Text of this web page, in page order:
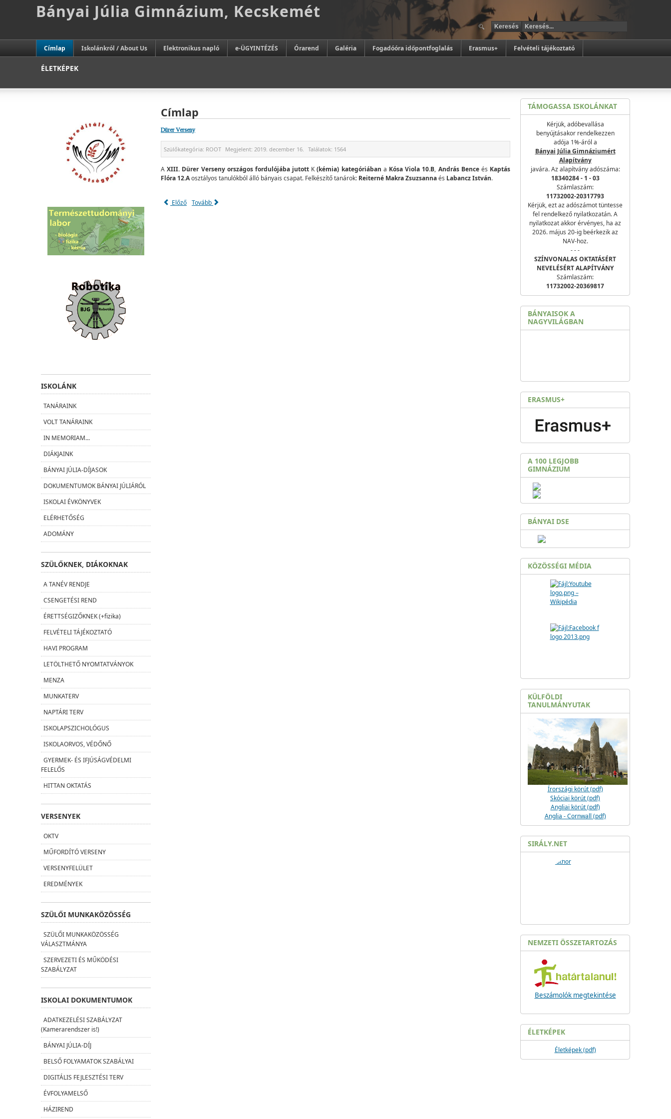
Bányai Júlia Gimnázium, Kecskemét
Címlap Iskolánkról / About Us Elektronikus napló e-ÜGYINTÉZÉS Órarend Galéria Fogadóóra időpontfoglalás Erasmus+ Felvételi tájékoztató
ÉLETKÉPEK
Címlap
Dürer Verseny
Szülőkategória: ROOT Megjelent: 2019. december 16. Találatok: 1564
A XIII. Dürer Verseny országos fordulójába jutott K(kémia) kategóriában a Kósa Viola 10.B, András Benceés Kaptás
Flóra 12.Aosztályos tanulókból álló bányais csapat. Felkészítő tanárok: Reiterné Makra Zsuzsannaés Labancz István.
Előző Tovább
ISKOLÁNK
TANÁRAINK
VOLT TANÁRAINK
IN MEMORIAM...
DIÁKJAINK
BÁNYAI JÚLIA-DÍJASOK
DOKUMENTUMOK BÁNYAI JÚLIÁRÓL
ISKOLAI ÉVKÖNYVEK
ELÉRHETŐSÉG
ADOMÁNY
SZÜLŐKNEK, DIÁKOKNAK
A TANÉV RENDJE
CSENGETÉSI REND
ÉRETTSÉGIZŐKNEK (+fizika)
FELVÉTELI TÁJÉKOZTATÓ
HAVI PROGRAM
LETÖLTHETŐ NYOMTATVÁNYOK
MENZA
MUNKATERV
NAPTÁRI TERV
ISKOLAPSZICHOLÓGUS
ISKOLAORVOS, VÉDŐNŐ
GYERMEK- ÉS IFJÚSÁGVÉDELMI
FELELŐS
HITTAN OKTATÁS
VERSENYEK
OKTV
MŰFORDÍTÓ VERSENY
VERSENYFELÜLET
EREDMÉNYEK
SZÜLŐI MUNKAKÖZÖSSÉG
SZÜLŐI MUNKAKÖZÖSSÉG
VÁLASZTMÁNYA
SZERVEZETI ÉS MŰKÖDÉSI
SZABÁLYZAT
ISKOLAI DOKUMENTUMOK
ADATKEZELÉSI SZABÁLYZAT
(Kamerarendszer is!)
BÁNYAI JÚLIA-DÍJ
BELSŐ FOLYAMATOK SZABÁLYAI
DIGITÁLIS FEJLESZTÉSI TERV
ÉVFOLYAMELSŐ
HÁZIREND
TÁMOGASSA ISKOLÁNKAT
Kérjük, adóbevallása
benyújtásakor rendelkezzen
adója 1%-áról a
Bányai Júlia Gimnáziumért
Alapítvány
javára. Az alapítvány adószáma:
18340284 - 1 - 03
Számlaszám:
11732002-20317793
Kérjük, ezt az adószámot tüntesse
fel rendelkező nyilatkozatán. A
nyilatkozat akkor érvényes, ha az
2026. május 20-ig beérkezik az
NAV-hoz.
- - -
SZÍNVONALAS OKTATÁSÉRT
NEVELÉSÉRT ALAPÍTVÁNY
Számlaszám:
11732002-20369817
BÁNYAISOK A
NAGYVILÁGBAN
ERASMUS+
A 100 LEGJOBB
GIMNÁZIUM
BÁNYAI DSE
KÖZÖSSÉGI MÉDIA
KÜLFÖLDI
TANULMÁNYUTAK
Írországi körút (pdf)
Skóciai körút (pdf)
Angliai körút (pdf)
Anglia - Cornwall (pdf)
SIRÁLY.NET
NEMZETI ÖSSZETARTOZÁS
Beszámolók megtekintése
ÉLETKÉPEK
Életképek (pdf)